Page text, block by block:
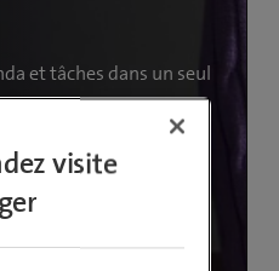
et tâches dans un seul
les spams et
visite